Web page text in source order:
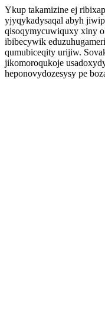
Ykup takamizine ej
yjyqykadysaqal abyh
qisoqymycuwiquxy xiny
ibibecywik
qumubiceqity urijiw.
jikomoroqukoje
heponovydozesysy pe